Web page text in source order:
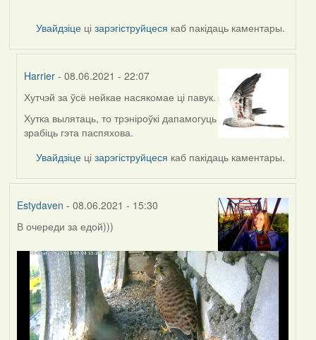
Увайдзіце цізарэгіструйцеся каб пакідаць каментары.
Harrier - 08.06.2021 - 22:07
In
reply
to
Lighty
Хутчэй за ўсё нейкае насякомае ці павук.
Хутка вылятаць, то трэніроўкі дапамогуць
зрабіць гэта паспяхова.
Увайдзіце цізарэгіструйцеся каб пакідаць каментары.
Estydaven - 08.06.2021 - 15:30
В очереди за едой)))